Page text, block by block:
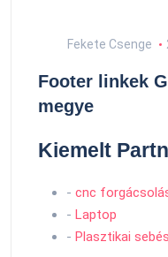
Fekete Csenge
Footer linkek
megye
Kiemelt
- cnc
- Laptop
- Plasztikai